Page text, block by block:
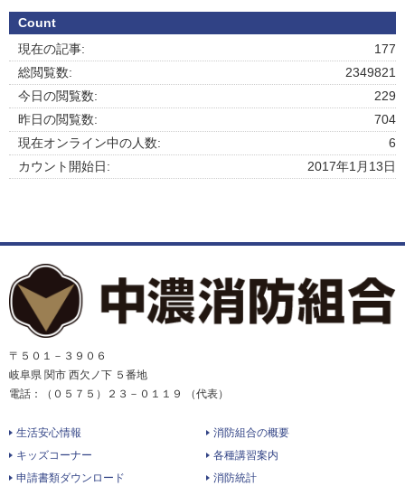
Count
177
現在の記事:
2349821
総閲覧数:
229
今日の閲覧数:
704
昨日の閲覧数:
6
現在オンライン中の人数:
2017年1月13日
カウント開始日:
〒５０１－３９０６
岐阜県 関市 西欠ノ下 ５番地
電話：（０５７５）２３－０１１９ （代表）
生活安心情報
消防組合の概要
キッズコーナー
各種講習案内
申請書類ダウンロード
消防統計